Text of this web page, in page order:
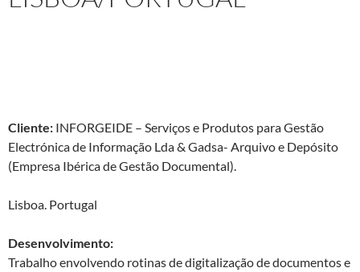
Cliente: INFORGEIDE – Serviços e Produtos para Gestão
Electrónica de Informação Lda & Gadsa- Arquivo e Depósito
(Empresa Ibérica de Gestão Documental).
Lisboa. Portugal
Desenvolvimento:
Trabalho envolvendo rotinas de digitalização de documentos e